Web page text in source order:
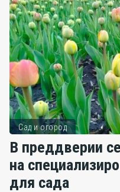
Сад и огород
В преддверии
на
для сада